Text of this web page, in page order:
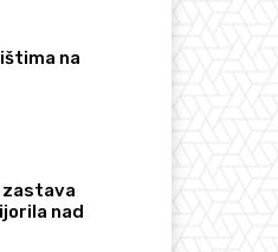
na
zastava
nad